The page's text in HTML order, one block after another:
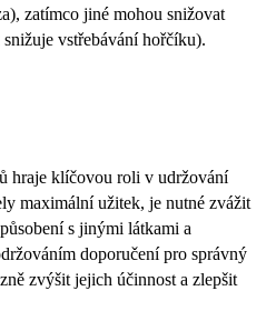
zatímco jiné mohou snižovat
vstřebávání hořčíku).
hraje klíčovou roli v udržování
maximální užitek, je nutné zvážit
s jinými látkami a
doporučení pro správný
zvýšit jejich účinnost a zlepšit